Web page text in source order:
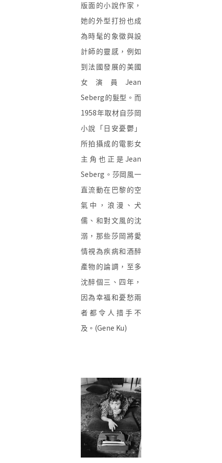
版面的小說作家，
她的外型打扮也成
為時髦的象徵與設
計師的靈感，例如
到法國發展的美國
女演員Jean
Seberg的髮型 。而
1958年取材自莎岡
小說
「 日安憂鬱」
所拍攝成的電影女
主角 也 正是Jean
Seberg 。 莎岡 風一
直流動在巴黎的空
氣中，浪漫、犬
儒、和對文風的沈
溺，那些莎岡將愛
情視為疾病和酒醉
產物的論調，至多
沈醉個三、四年，
因為幸福和憂愁兩
者都令人措手不
及。 (Gene Ku)